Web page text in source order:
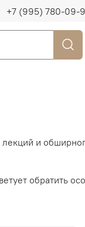
+7 (995) 780-09-
и
обратить